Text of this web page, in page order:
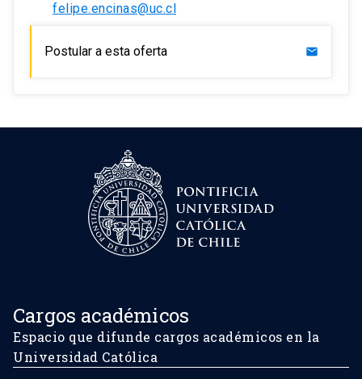
felipe.encinas@uc.cl
Postular a esta oferta mail
Cargos académicos
Espacio que difunde cargos académicos en la
Universidad Católica